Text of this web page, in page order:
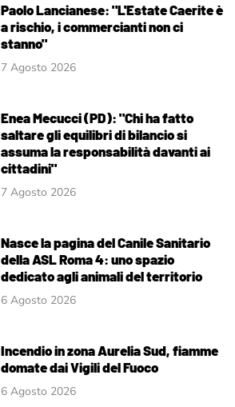
Paolo Lancianese: "L'Estate Caerite è
a rischio, i commercianti non ci
stanno"
7 Agosto 2026
Enea Mecucci (PD): "Chi ha fatto
saltare gli equilibri di bilancio si
assuma la responsabilità davanti ai
cittadini"
7 Agosto 2026
Nasce la pagina del Canile Sanitario
della ASL Roma 4: uno spazio
dedicato agli animali del territorio
6 Agosto 2026
Incendio in zona Aurelia Sud, fiamme
domate dai Vigili del Fuoco
6 Agosto 2026